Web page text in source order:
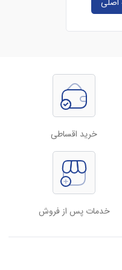
خرید اقساطی
خدمات پس از فروش